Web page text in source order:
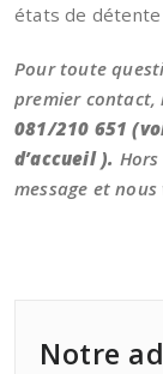
états de
Pour toute
premier contact,
081/210 651
d’accueil ).
message et
Notre